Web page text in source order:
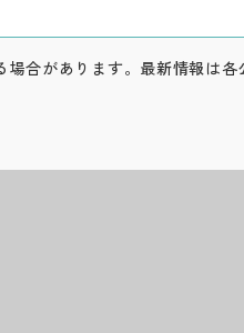
合があります。最新情報は各